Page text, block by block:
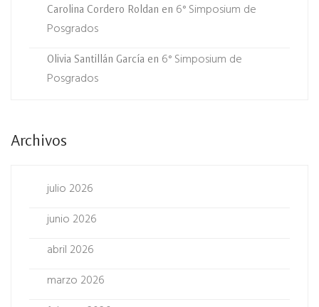
Carolina Cordero Roldan en 6° Simposium de
Posgrados
Olivia Santillán García en 6° Simposium de
Posgrados
Archivos
julio 2026
junio 2026
abril 2026
marzo 2026